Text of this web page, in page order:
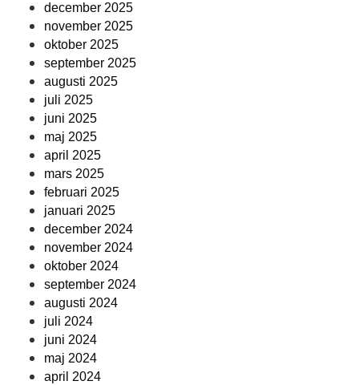
december 2025
november 2025
oktober 2025
september 2025
augusti 2025
juli 2025
juni 2025
maj 2025
april 2025
mars 2025
februari 2025
januari 2025
december 2024
november 2024
oktober 2024
september 2024
augusti 2024
juli 2024
juni 2024
maj 2024
april 2024